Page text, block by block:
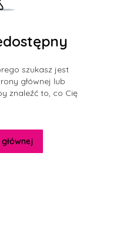
szukasz jest
głównej lub
znaleźć to, co Cię